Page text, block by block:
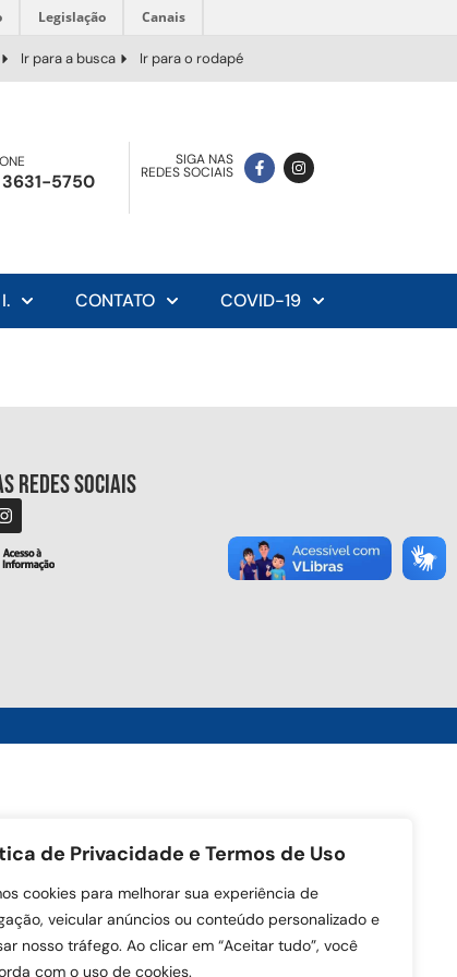
de Privacidade e Termos de Uso
cookies para melhorar sua experiência de
veicular anúncios ou conteúdo personalizado e
nosso tráfego. Ao clicar em “Aceitar tudo”, você
com o uso de cookies.
Legislação Canais
Ir para a busca Ir para o rodapé
5750
SIGA NAS
REDES SOCIAIS
CONTATO COVID-19
redes sociais